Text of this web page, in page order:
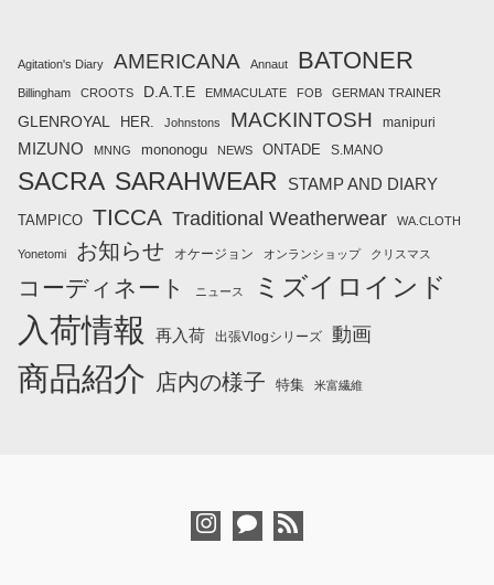
Agitation's Diary AMERICANA Annaut BATONER
Billingham CROOTS D.A.T.E EMMACULATE FOB GERMAN TRAINER
GLENROYAL HER. Johnstons MACKINTOSH manipuri
MIZUNO MNNG mononogu NEWS ONTADE S.MANO
SACRA SARAHWEAR STAMP AND DIARY
TAMPICO TICCA Traditional Weatherwear WA.CLOTH
Yonetomi お知らせ オケージョン オンランショップ クリスマス
コーディネート ニュース ミズイロインド
入荷情報 再入荷 出張Vlogシリーズ 動画
商品紹介 店内の様子 特集 米富繊維